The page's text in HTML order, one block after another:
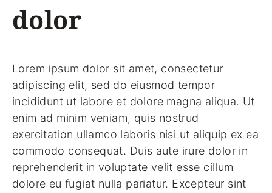
dolor
Lorem ipsum dolor sit amet, consectetur
adipiscing elit, sed do eiusmod tempor
incididunt ut labore et dolore magna aliqua. Ut
enim ad minim veniam, quis nostrud
exercitation ullamco laboris nisi ut aliquip ex ea
commodo consequat. Duis aute irure dolor in
reprehenderit in voluptate velit esse cillum
dolore eu fugiat nulla pariatur. Excepteur sint